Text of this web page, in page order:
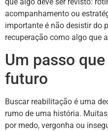
acompanhamento ou
importante é não desistir do
recuperação como algo que
Um passo
futuro
Buscar reabilitação é uma
rumo de uma história.
por medo, vergonha ou